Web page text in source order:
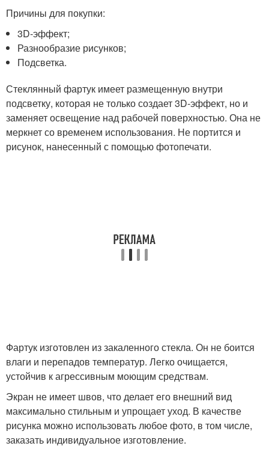
Причины для покупки:
3D-эффект;
Разнообразие рисунков;
Подсветка.
Стеклянный фартук имеет размещенную внутри
подсветку, которая не только создает 3D-эффект, но и
заменяет освещение над рабочей поверхностью. Она не
меркнет со временем использования. Не портится и
рисунок, нанесенный с помощью фотопечати.
Фартук изготовлен из закаленного стекла. Он не боится
влаги и перепадов температур. Легко очищается,
устойчив к агрессивным моющим средствам.
Экран не имеет швов, что делает его внешний вид
максимально стильным и упрощает уход. В качестве
рисунка можно использовать любое фото, в том числе,
заказать индивидуальное изготовление.